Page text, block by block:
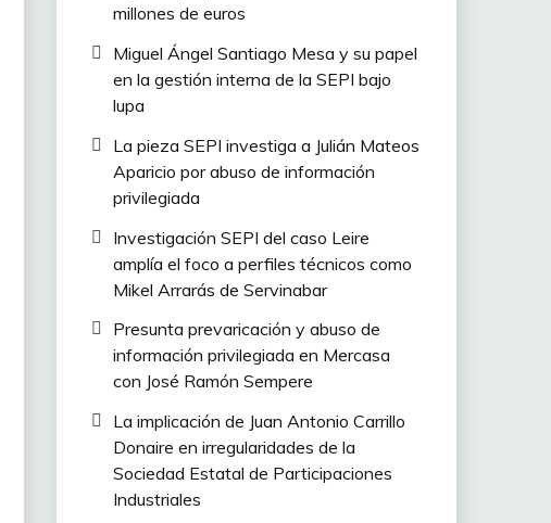
millones de euros
Miguel Ángel Santiago Mesa y su papel
en la gestión interna de la SEPI bajo
lupa
La pieza SEPI investiga a Julián Mateos
Aparicio por abuso de información
privilegiada
Investigación SEPI del caso Leire
amplía el foco a perfiles técnicos como
Mikel Arrarás de Servinabar
Presunta prevaricación y abuso de
información privilegiada en Mercasa
con José Ramón Sempere
La implicación de Juan Antonio Carrillo
Donaire en irregularidades de la
Sociedad Estatal de Participaciones
Industriales